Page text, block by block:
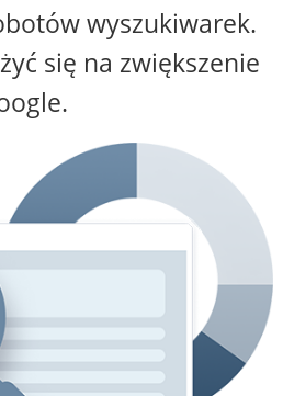
wyszukiwarek.
się na zwiększenie